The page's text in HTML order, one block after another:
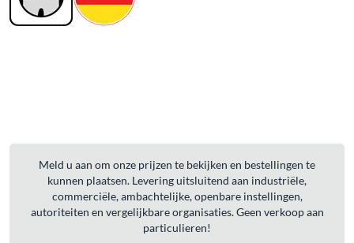
Meld u aan om onze prijzen te bekijken en bestellingen te
kunnen plaatsen. Levering uitsluitend aan industriële,
commerciële, ambachtelijke, openbare instellingen,
autoriteiten en vergelijkbare organisaties. Geen verkoop aan
particulieren!